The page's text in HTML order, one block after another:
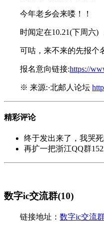
今年老乡会来喽！！
时闻定在10.21(下周六)
可咕，来不来的先报个
报名意向链接:https://
※ 来源:·北邮人论坛
精彩评论
终于发出来了，我哭死
再扩一把浙江QQ群
数字ic交流群(10)
链接地址： 数字ic交流